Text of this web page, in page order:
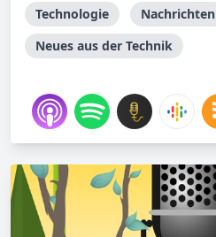
Technologie
Nachrichten
Neues aus der Technik